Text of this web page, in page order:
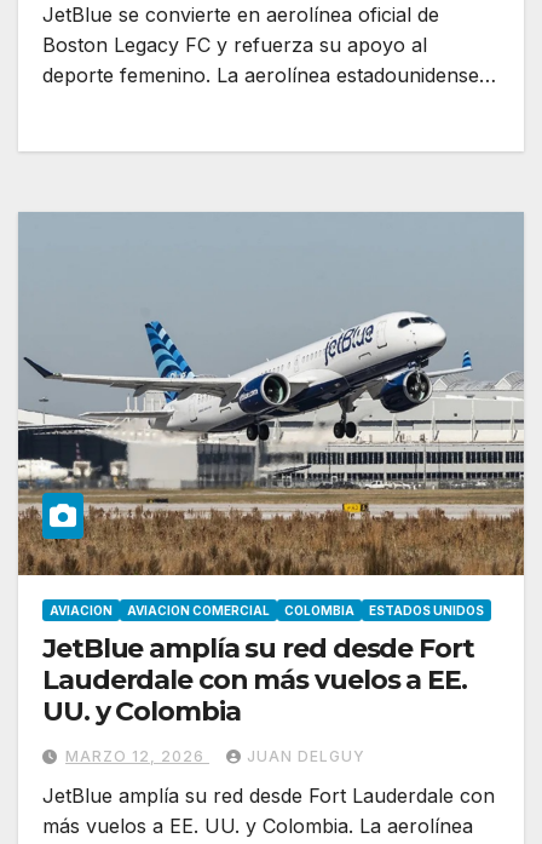
JetBlue se convierte en aerolínea oficial de
Boston Legacy FC y refuerza su apoyo al
deporte femenino. La aerolínea estadounidense…
AVIACION AVIACION COMERCIAL COLOMBIA ESTADOS UNIDOS
JetBlue amplía su red desde Fort
Lauderdale con más vuelos a EE.
UU. y Colombia
MARZO 12, 2026 JUAN DELGUY
JetBlue amplía su red desde Fort Lauderdale con
más vuelos a EE. UU. y Colombia. La aerolínea